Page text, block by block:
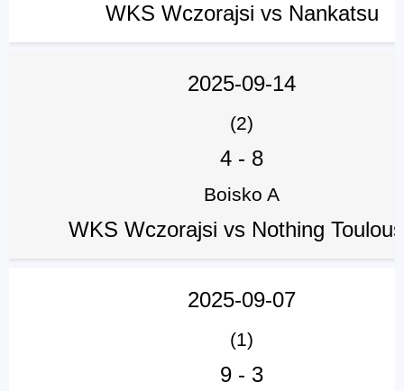
WKS Wczorajsi vs Nankatsu
2025-09-14
(2)
4 - 8
Boisko A
WKS Wczorajsi vs Nothing
2025-09-07
(1)
9 - 3